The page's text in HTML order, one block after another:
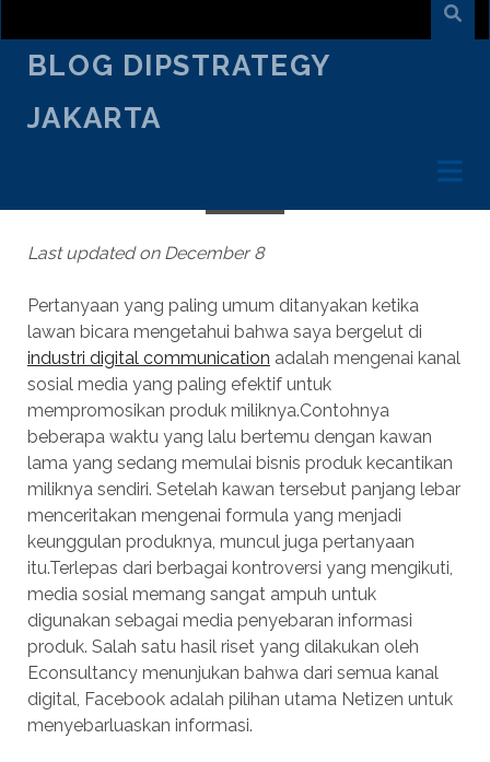
BLOG DIPSTRATEGY
JAKARTA
JANGAN BERIKLAN DI FACEBOOK
Last updated on December 8
Pertanyaan yang paling umum ditanyakan ketika
lawan bicara mengetahui bahwa saya bergelut di
industri digital communication adalah mengenai kanal
sosial media yang paling efektif untuk
mempromosikan produk miliknya.Contohnya
beberapa waktu yang lalu bertemu dengan kawan
lama yang sedang memulai bisnis produk kecantikan
miliknya sendiri. Setelah kawan tersebut panjang lebar
menceritakan mengenai formula yang menjadi
keunggulan produknya, muncul juga pertanyaan
itu.Terlepas dari berbagai kontroversi yang mengikuti,
media sosial memang sangat ampuh untuk
digunakan sebagai media penyebaran informasi
produk. Salah satu hasil riset yang dilakukan oleh
Econsultancy menunjukan bahwa dari semua kanal
digital, Facebook adalah pilihan utama Netizen untuk
menyebarluaskan informasi.